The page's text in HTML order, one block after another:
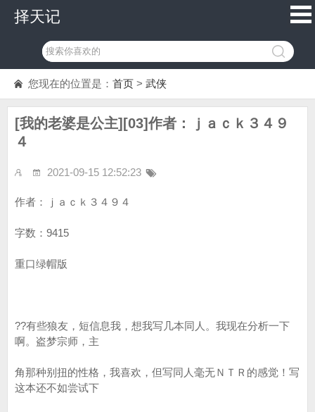
择天记
您现在的位置是： 首页 > 武侠
[我的老婆是公主][03]作者：ｊａｃｋ３４９
４
2021-09-15 12:52:23
作者：ｊａｃｋ３４９４
字数：9415
重口绿帽版
??有些狼友，短信息我，想我写几本同人。我现在分析一下
啊。盗梦宗师，主
角那种别扭的性格，我喜欢，但写同人毫无ＮＴＲ的感觉！写
这本还不如尝试下